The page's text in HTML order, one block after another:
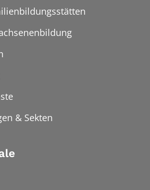
& Sekten